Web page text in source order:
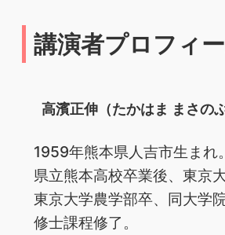
講演者プロフィ
高濱正伸（たかはま まさのぶ
1959年熊本県人吉市生まれ。
県立熊本高校卒業後、東京
東京大学農学部卒、同大学
修士課程修了。